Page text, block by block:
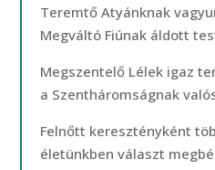
Teremtő Atyánknak
Megváltó Fiúnak áldott
Megszentelő Lélek igaz
a Szentháromságnak
Felnőtt keresztényként
életünkben választ